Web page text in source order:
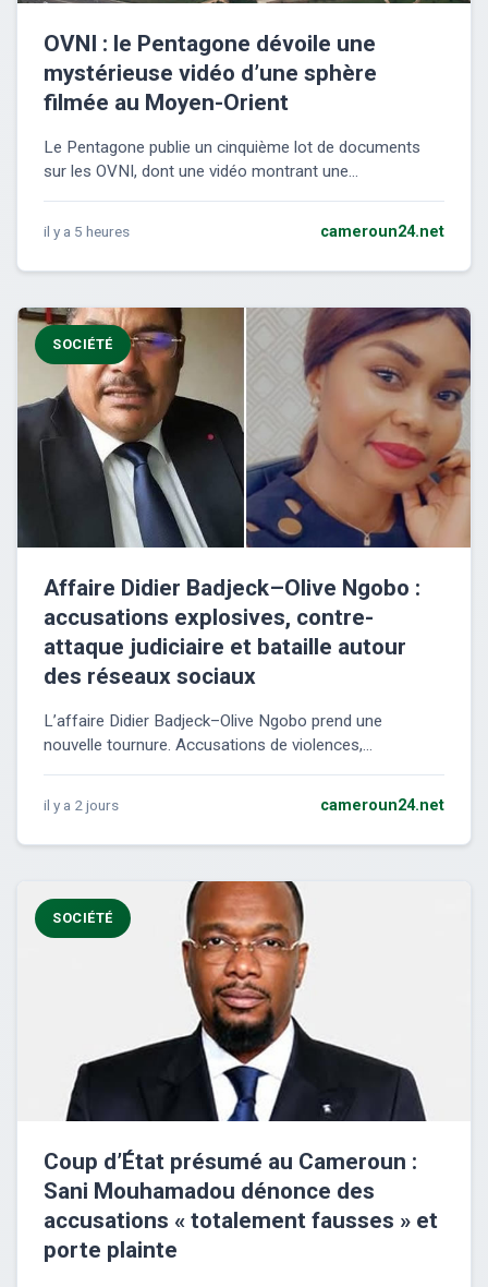
OVNI : le Pentagone dévoile une
mystérieuse vidéo d’une sphère
filmée au Moyen-Orient
Le Pentagone publie un cinquième lot de documents
sur les OVNI, dont une vidéo montrant une...
il y a 5 heures cameroun24.net
SOCIÉTÉ
Affaire Didier Badjeck–Olive Ngobo :
accusations explosives, contre-
attaque judiciaire et bataille autour
des réseaux sociaux
L’affaire Didier Badjeck–Olive Ngobo prend une
nouvelle tournure. Accusations de violences,...
il y a 2 jours cameroun24.net
SOCIÉTÉ
Coup d’État présumé au Cameroun :
Sani Mouhamadou dénonce des
accusations « totalement fausses » et
porte plainte